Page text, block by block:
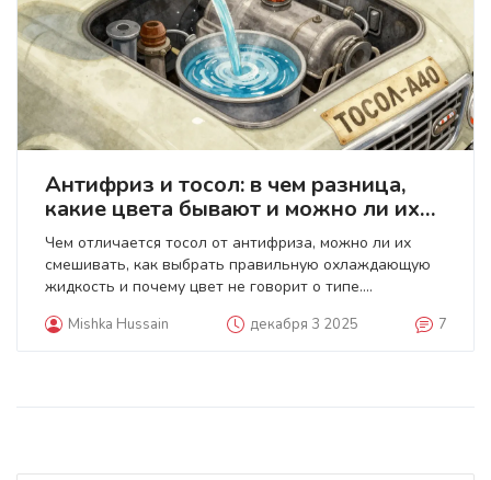
Антифриз и тосол: в чем разница,
какие цвета бывают и можно ли их
смешивать
Чем отличается тосол от антифриза, можно ли их
смешивать, как выбрать правильную охлаждающую
жидкость и почему цвет не говорит о типе.
и иномарок.
Mishka Hussain декабря 3 2025 7